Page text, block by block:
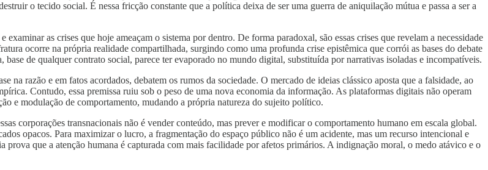
o tecido social. É nessa fricção constante que a política deixa de ser uma guerra de aniquilação mútua e passa a ser a
as crises que hoje ameaçam o sistema por dentro. De forma paradoxal, são essas crises que revelam a necessidade
ocorre na própria realidade compartilhada, surgindo como uma profunda crise epistêmica que corrói as bases do debate
de qualquer contrato social, parece ter evaporado no mundo digital, substituída por narrativas isoladas e incompatíveis.
na razão e em fatos acordados, debatem os rumos da sociedade. O mercado de ideias clássico aposta que a falsidade, ao
Contudo, essa premissa ruiu sob o peso de uma nova economia da informação. As plataformas digitais não operam
e modulação de comportamento, mudando a própria natureza do sujeito político.
corporações transnacionais não é vender conteúdo, mas prever e modificar o comportamento humano em escala global.
opacos. Para maximizar o lucro, a fragmentação do espaço público não é um acidente, mas um recurso intencional e
que a atenção humana é capturada com mais facilidade por afetos primários. A indignação moral, o medo atávico e o